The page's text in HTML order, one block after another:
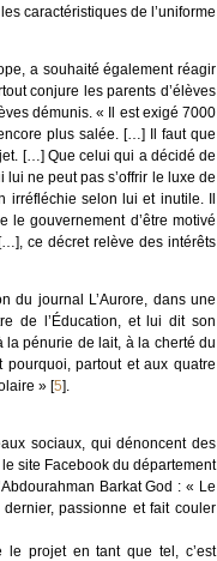
caractéristiques de l’uniforme
a souhaité également réagir
conjure les parents d’élèves
démunis. « Il est exigé 7000
plus salée. […] Il faut que
[…] Que celui qui a décidé de
ne peut pas s’offrir le luxe de
irréfléchie selon lui et inutile. Il
le gouvernement d’être motivé
ce décret relève des intérêts
du journal L’Aurore, dans une
de l’Éducation, et lui dit son
la pénurie de lait, à la cherté du
pourquoi, partout et aux quatre
» [5].
sociaux, qui dénoncent des
site Facebook du département
Barkat God : « Le
passionne et fait couler
le projet en tant que tel, c’est